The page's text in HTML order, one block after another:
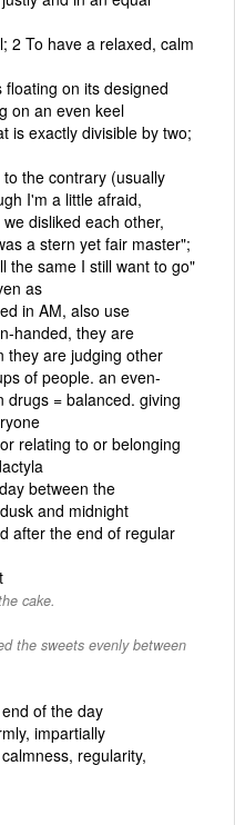
2 To have a relaxed, calm
floating on its designed
on an even keel
is exactly divisible by two;
the contrary (usually
I'm a little afraid,
disliked each other,
a stern yet fair master";
the same I still want to go"
as
in AM, also use
handed, they are
they are judging other
of people. an even-
drugs = balanced. giving
relating to or belonging
between the
and midnight
after the end of regular
cake.
the sweets evenly between
of the day
impartially
regularity,